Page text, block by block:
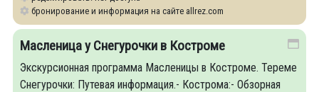
бронирование и информация на сайте allrez.com
Масленица у Снегурочки в Костроме
Экскурсионная программа Масленицы в Костроме. Тереме
Снегурочки: Путевая информация.- Кострома:- Обзорная